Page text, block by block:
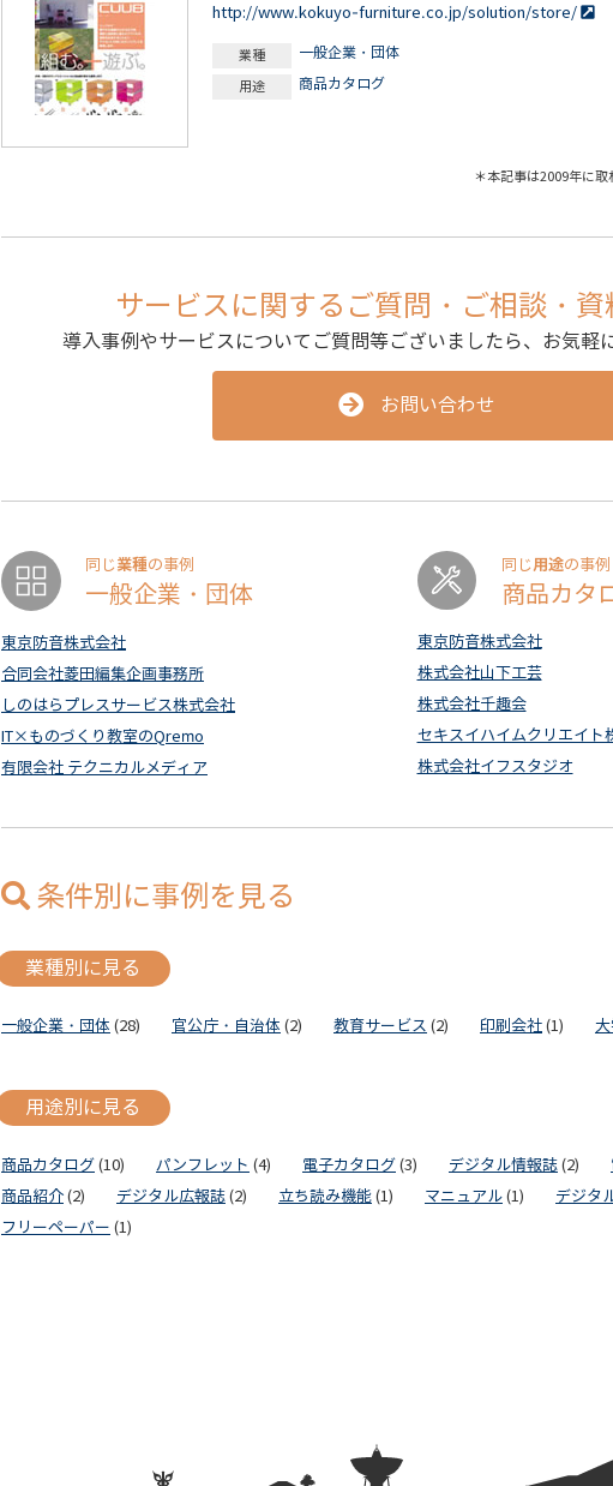
http://www.kokuyo-furniture.co.jp/solution/store/
業種 一般企業・団体
用途 商品カタログ
＊本記事は2009年に取
サービスに関するご質問・ご相談・資
導入事例やサービスについてご質問等ございましたら、お気軽
お問い合わせ
同じ業種の事例
一般企業・団体
東京防音株式会社
合同会社菱田編集企画事務所
しのはらプレスサービス株式会社
IT×ものづくり教室のQremo
有限会社 テクニカルメディア
同じ用途の事例
商品カタ
東京防音株式会社
株式会社山下工芸
株式会社千趣会
セキスイハイムクリエイト
株式会社イフスタジオ
条件別に事例を見る
業種別に見る
一般企業・団体 (28) 官公庁・自治体 (2) 教育サービス (2) 印刷会社 (1)
用途別に見る
商品カタログ (10) パンフレット (4) 電子カタログ (3) デジタル情報誌 (2)
商品紹介 (2) デジタル広報誌 (2) 立ち読み機能 (1) マニュアル (1) デジタ
フリーペーパー (1)